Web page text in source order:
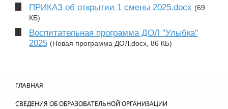
ПРИКАЗ об открытии 1 смены 2025.docx (69
КБ)
Воспитательная программа ДОЛ "Улыбка"
2025 (Новая программа ДОЛ.docx, 86 КБ)
ГЛАВНАЯ
СВЕДЕНИЯ ОБ ОБРАЗОВАТЕЛЬНОЙ ОРГАНИЗАЦИИ